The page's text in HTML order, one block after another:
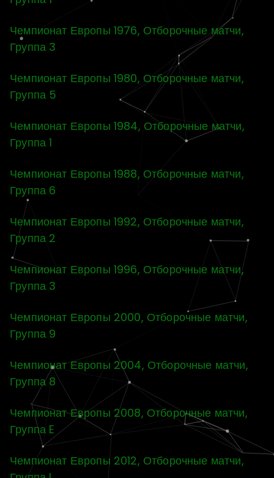
Чемпионат Европы 1976, Отборочные матчи,
Группа 3
Чемпионат Европы 1980, Отборочные матчи,
Группа 5
Чемпионат Европы 1984, Отборочные матчи,
Группа 1
Чемпионат Европы 1988, Отборочные матчи,
Группа 6
Чемпионат Европы 1992, Отборочные матчи,
Группа 2
Чемпионат Европы 1996, Отборочные матчи,
Группа 3
Чемпионат Европы 2000, Отборочные матчи,
Группа 9
Чемпионат Европы 2004, Отборочные матчи,
Группа 8
Чемпионат Европы 2008, Отборочные матчи,
Группа E
Чемпионат Европы 2012, Отборочные матчи,